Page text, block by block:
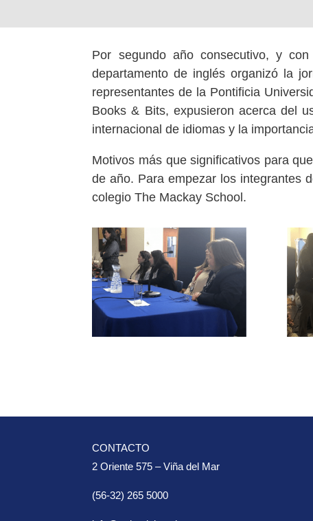
Por segundo año consecutivo, y
departamento de inglés organizó la
representantes de la Pontificia
Books & Bits, expusieron acerca del
internacional de idiomas y la
Motivos más que significativos para
de año. Para empezar los integrantes
colegio The Mackay School.
CONTACTO
2 Oriente 575 – Viña del Mar
(56-32) 265 5000